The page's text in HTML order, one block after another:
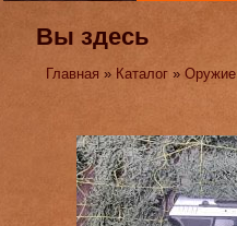
Вы здесь
Главная » Каталог »Оружие